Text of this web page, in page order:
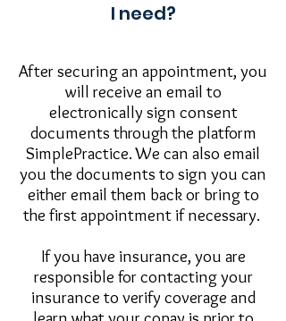
I need?
After securing an appointment, you
will receive an email to
electronically sign consent
documents through the platform
SimplePractice. We can also email
you the documents to sign you can
either email them back or bring to
the first appointment if necessary.
If you have insurance, you are
responsible for contacting your
insurance to verify coverage and